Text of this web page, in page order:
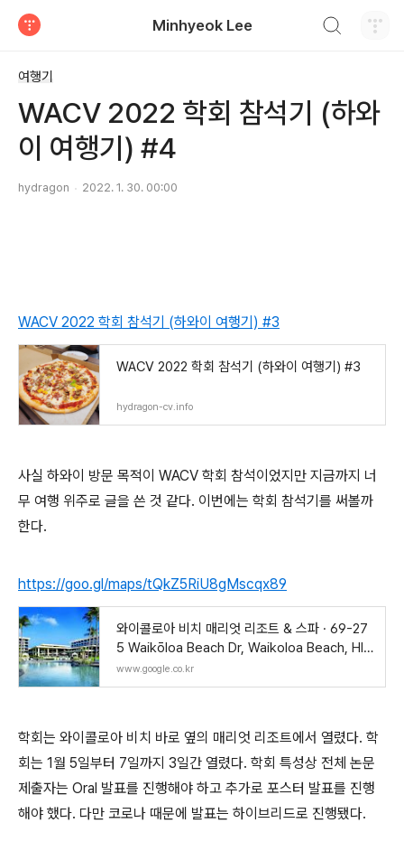
Minhyeok Lee
여행기
WACV 2022 학회 참석기 (하와
이 여행기) #4
hydragon 2022. 1. 30. 00:00
WACV 2022 학회 참석기 (하와이 여행기) #3
WACV 2022 학회 참석기 (하와이 여행기) #3
hydragon-cv.info
사실 하와이 방문 목적이 WACV 학회 참석이었지만 지금까지 너
무 여행 위주로 글을 쓴 것 같다. 이번에는 학회 참석기를 써볼까
한다.
https://goo.gl/maps/tQkZ5RiU8gMscqx89
와이콜로아 비치 매리엇 리조트 & 스파 · 69-27
5 Waikōloa Beach Dr, Waikoloa Beach, HI
96738 미국
www.google.co.kr
학회는 와이콜로아 비치 바로 옆의 매리엇 리조트에서 열렸다. 학
회는 1월 5일부터 7일까지 3일간 열렸다. 학회 특성상 전체 논문
제출자는 Oral 발표를 진행해야 하고 추가로 포스터 발표를 진행
해야 했다. 다만 코로나 때문에 발표는 하이브리드로 진행됐다.